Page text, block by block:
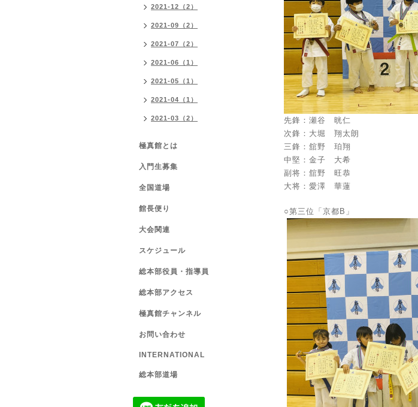
先鋒：瀬谷 晄仁
次鋒：大堀 翔太朗
三鋒：舘野 珀翔
中堅：金子 大希
副将：舘野 旺恭
大将：愛澤 華蓮
○第三位「京都B」
2021-12（2）
2021-09（2）
2021-07（2）
2021-06（1）
2021-05（1）
2021-04（1）
2021-03（2）
極真館とは
入門生募集
全国道場
館長便り
大会関連
スケジュール
総本部役員・指導員
総本部アクセス
極真館チャンネル
お問い合わせ
INTERNATIONAL
総本部道場